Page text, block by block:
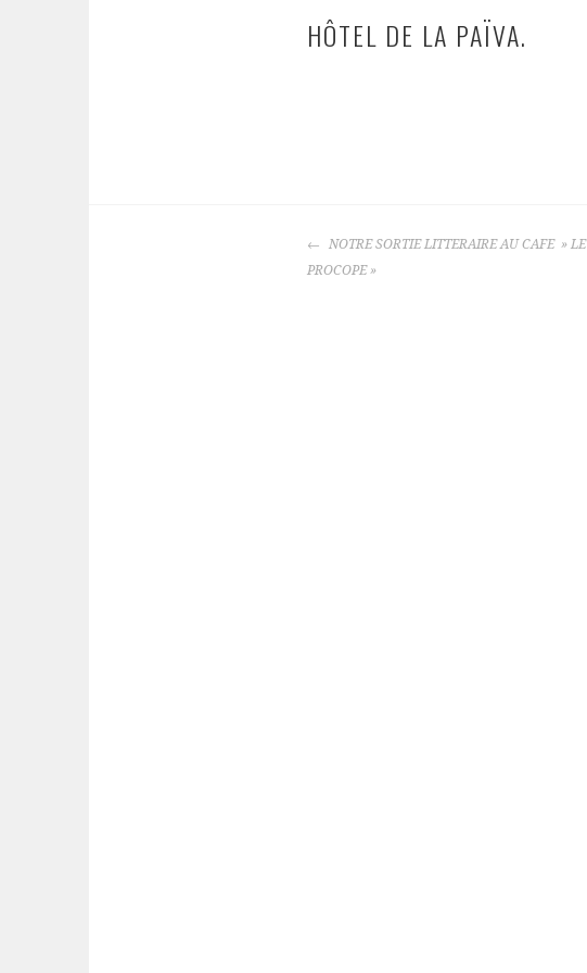
HÔTEL DE LA PAÏVA.
NAVIGATION
DES
NOTRE SORTIE LITTERAIRE AU CAFE » LE
PROCOPE »